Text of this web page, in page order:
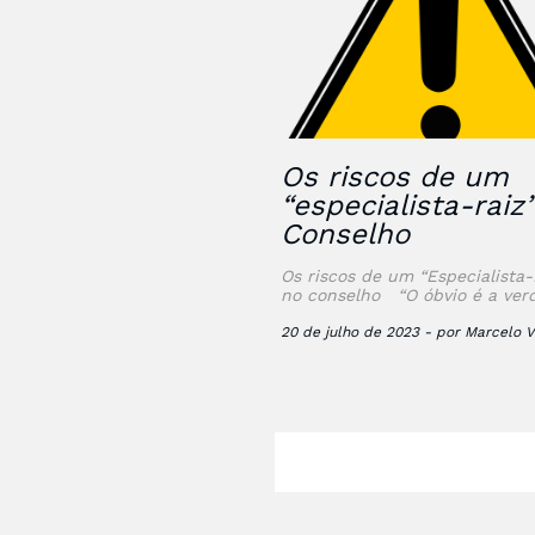
Os riscos de um
“especialista-
Conselho
Os riscos de um “Especialista-
no conselho “O óbvio é a
Lispector” Desde que li …
20 de julho de 2023 - por Marcelo